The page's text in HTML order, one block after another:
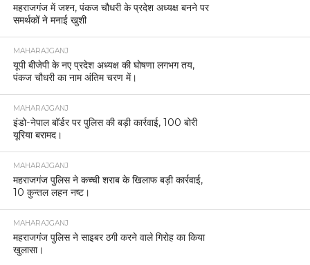
महराजगंज में जश्न, पंकज चौधरी के प्रदेश अध्यक्ष बनने पर
समर्थकों ने मनाई खुशी
MAHARAJGANJ
यूपी बीजेपी के नए प्रदेश अध्यक्ष की घोषणा लगभग तय,
पंकज चौधरी का नाम अंतिम चरण में।
MAHARAJGANJ
इंडो-नेपाल बॉर्डर पर पुलिस की बड़ी कार्रवाई, 100 बोरी
यूरिया बरामद।
MAHARAJGANJ
महराजगंज पुलिस ने कच्ची शराब के खिलाफ बड़ी कार्रवाई,
10 कुन्तल लहन नष्ट।
MAHARAJGANJ
महराजगंज पुलिस ने साइबर ठगी करने वाले गिरोह का किया
खुलासा।